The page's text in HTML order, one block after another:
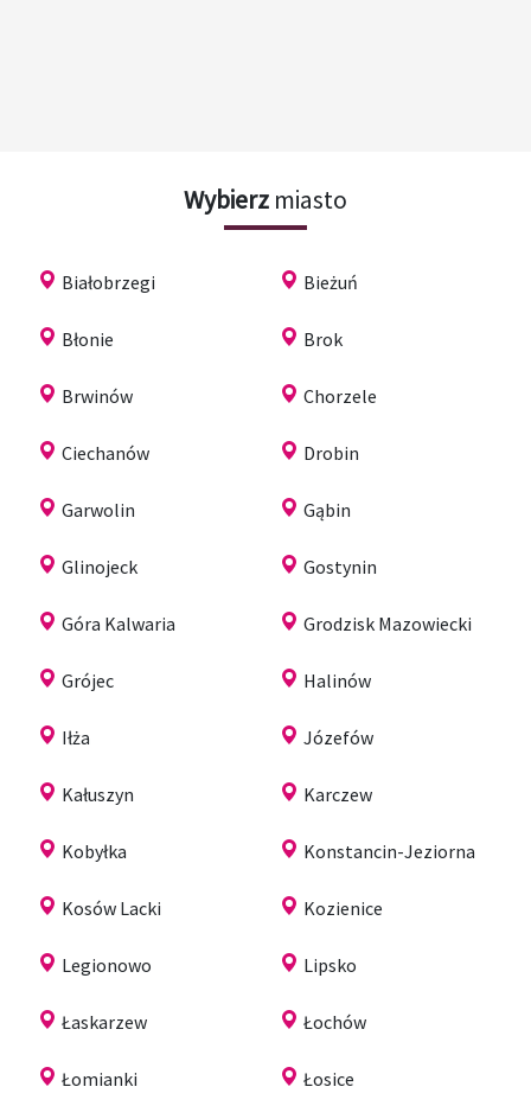
Wybierz miasto
Białobrzegi Bieżuń
Błonie Brok
Brwinów Chorzele
Ciechanów Drobin
Garwolin Gąbin
Glinojeck Gostynin
Góra Kalwaria Grodzisk Mazowiecki
Grójec Halinów
Iłża Józefów
Kałuszyn Karczew
Kobyłka Konstancin-Jeziorna
Kosów Lacki Kozienice
Legionowo Lipsko
Łaskarzew Łochów
Łomianki Łosice